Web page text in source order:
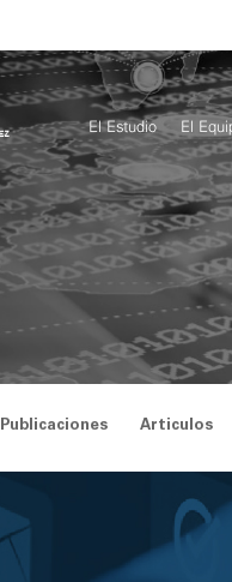
El Estudio El
Publicaciones Articulos